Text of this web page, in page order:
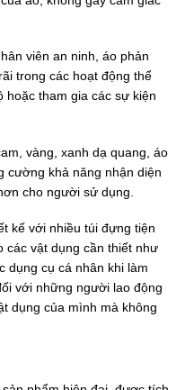
viên an ninh, áo phản
trong các hoạt động thể
tham gia các sự kiện
vàng, xanh dạ quang, áo
cường khả năng nhận diện
cho người sử dụng.
kế với nhiều túi đựng tiện
các vật dụng cần thiết như
dụng cụ cá nhân khi làm
với những người lao động
dụng của mình mà không